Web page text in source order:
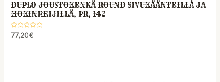
DUPLO JOUSTOKENKÄ ROUND SIVUKÄÄNTEILLÄ JA
HOKINREIJILLÄ, PR, 142
Rated
0
77,20€